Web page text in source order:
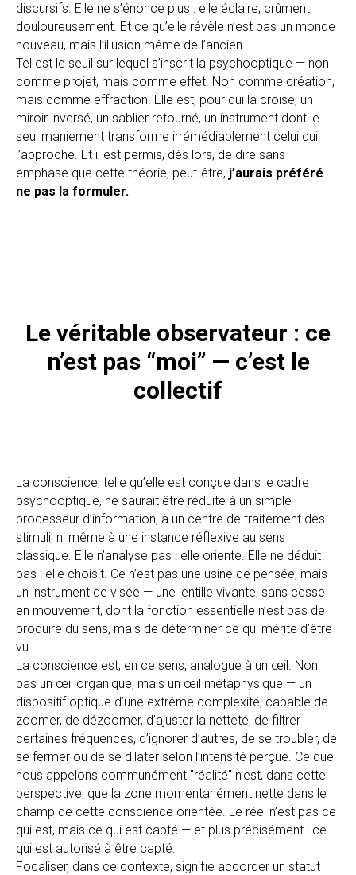
discursifs. Elle ne s’énonce plus : elle éclaire, crûment,
douloureusement. Et ce qu’elle révèle n’est pas un monde
nouveau, mais l’illusion même de l’ancien.
Tel est le seuil sur lequel s’inscrit la psychooptique — non
comme projet, mais comme effet. Non comme création,
mais comme effraction. Elle est, pour qui la croise, un
miroir inversé, un sablier retourné, un instrument dont le
seul maniement transforme irrémédiablement celui qui
l’approche. Et il est permis, dès lors, de dire sans
emphase que cette théorie, peut-être, j’aurais préféré
ne pas la formuler.
Le véritable observateur : ce
n’est pas “moi” — c’est le
collectif
La conscience, telle qu’elle est conçue dans le cadre
psychooptique, ne saurait être réduite à un simple
processeur d’information, à un centre de traitement des
stimuli, ni même à une instance réflexive au sens
classique. Elle n’analyse pas : elle oriente. Elle ne déduit
pas : elle choisit. Ce n’est pas une usine de pensée, mais
un instrument de visée — une lentille vivante, sans cesse
en mouvement, dont la fonction essentielle n’est pas de
produire du sens, mais de déterminer ce qui mérite d’être
vu.
La conscience est, en ce sens, analogue à un œil. Non
pas un œil organique, mais un œil métaphysique — un
dispositif optique d’une extrême complexité, capable de
zoomer, de dézoomer, d’ajuster la netteté, de filtrer
certaines fréquences, d’ignorer d’autres, de se troubler, de
se fermer ou de se dilater selon l’intensité perçue. Ce que
nous appelons communément "réalité" n’est, dans cette
perspective, que la zone momentanément nette dans le
champ de cette conscience orientée. Le réel n’est pas ce
qui est, mais ce qui est capté — et plus précisément : ce
qui est autorisé à être capté.
Focaliser, dans ce contexte, signifie accorder un statut